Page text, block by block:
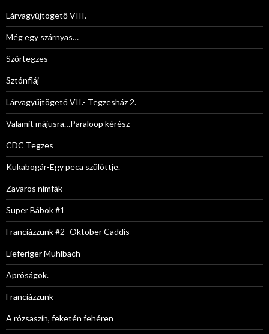
Lárvagyűjtögető VIII.
Még egy szárnyas…
Szőrtegzes
Sztónfláj
Lárvagyűjtögető VII.- Tegzesház 2.
Valamit májusra…Paraloop kérész
CDC Tegzes
Kukabogár-Egy peca szülöttje.
Zavaros nimfák
Super Bábok #1
Franciázzunk #2 -Oktober Caddis
Lieferiger Mühlbach
Apróságok.
Franciázzunk
A rózsaszín, feketén fehéren